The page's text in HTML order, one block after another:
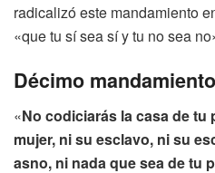
radicalizó este mandamiento
«que tu sí sea sí y tu no sea
Décimo
«No codiciarás la casa de
mujer, ni su esclavo, ni su
asno, ni nada que sea de tu